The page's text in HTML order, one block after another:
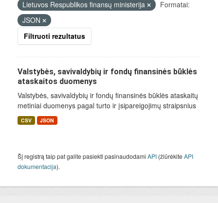
Lietuvos Respublikos finansų ministerija
Formatai:
JSON
Filtruoti rezultatus
Valstybės, savivaldybių ir fondų finansinės būklės
ataskaitos duomenys
Valstybės, savivaldybių ir fondų finansinės būklės ataskaitų
metiniai duomenys pagal turto ir įsipareigojimų straipsnius
CSV JSON
Šį registrą taip pat galite pasiekti pasinaudodami API (žiūrėkiteAPI
dokumentacija).